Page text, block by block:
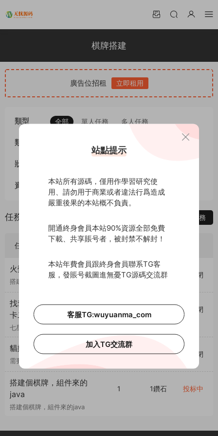
棋牌搭建
廣告位招租 立即租用
類型 全部 單人任務 多人任務
類别 源碼二開
狀态
資金 全部 已托管 未托管
任務列表 發布任務
任務标題 參與人數 預算
火螢藏寶庫源碼搭建修複
搭建流程到app登錄後子遊戲進
建
0 10鑽石 已關閉
找套七星雲南 普洱麻将
卡二條 跑得快
七星框架普洱麻将 卡二條 跑得
快 那套 帶價
已關閉
貓娛樂棋牌搭建雙端APP
需要一個專業的技術人士幫忙搭
建，可另付酬勞
2 500鑽石 已關閉
搭建個棋牌，組件來的
java
搭建個棋牌，組件來的java
1 1鑽石 投标中
站點提示
本站所有源碼，僅用作學習研究使
用、請勿用于商業或者違法行爲造成
嚴重後果的本站概不負責。
開通終身會員本站90%資源全部免費
下載、共享賬号者，被封禁不解封！
本站年費會員跟終身會員聯系TG客
服，發賬号截圖進無憂TG源碼交流群
客服TG:wuyuanma_com
加入TG交流群